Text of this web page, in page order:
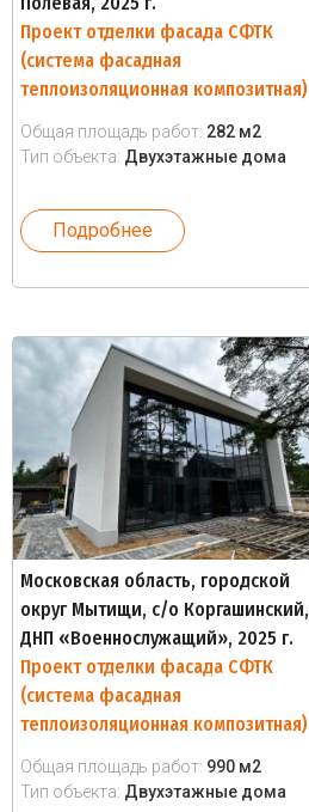
Проект отделки фасада СФТК
(система фасадная
теплоизоляционная композитная)
Общая площадь работ: 282 м2
Тип объекта: Двухэтажные дома
Подробнее
Московская область, городской
округ Мытищи, с/о Коргашинский,
ДНП «Военнослужащий», 2025 г.
Проект отделки фасада СФТК
(система фасадная
теплоизоляционная композитная)
Общая площадь работ: 990 м2
Тип объекта: Двухэтажные дома